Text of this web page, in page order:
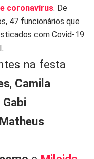
coronavírus. De
47 funcionários que
com Covid-19
na festa
, Camila
Gabi
Matheus